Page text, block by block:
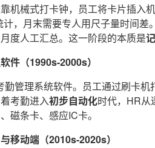
机械式打卡钟，员工将卡片插入
计，月末需要专人用尺子量时间
度人工汇总。这一阶段的本质是
件（1990s-2000s）
管理系统软件。员工通过刷卡机
考勤进入初步自动化时代，HR从
磁条卡、感应IC卡。
移动端（2010s-2020s）